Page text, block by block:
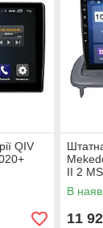
QIV
II 2
2006-
(W1)
В
11